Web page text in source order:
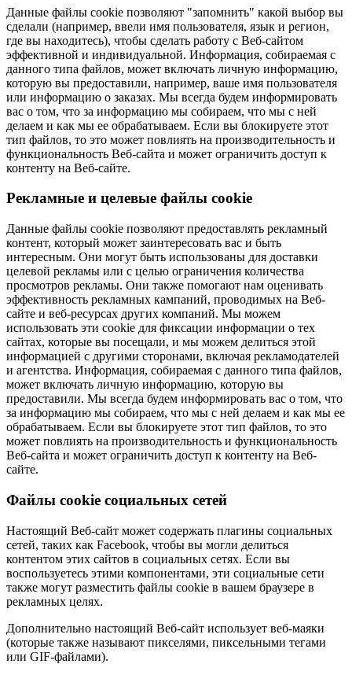
Данные файлы cookie позволяют "запомнить" какой выбор вы
сделали (например, ввели имя пользователя, язык и регион,
где вы находитесь), чтобы сделать работу с Веб-сайтом
эффективной и индивидуальной. Информация, собираемая с
данного типа файлов, может включать личную информацию,
которую вы предоставили, например, ваше имя пользователя
или информацию о заказах. Мы всегда будем информировать
вас о том, что за информацию мы собираем, что мы с ней
делаем и как мы ее обрабатываем. Если вы блокируете этот
тип файлов, то это может повлиять на производительность и
функциональность Веб-сайта и может ограничить доступ к
контенту на Веб-сайте.
Рекламные и целевые файлы cookie
Данные файлы cookie позволяют предоставлять рекламный
контент, который может заинтересовать вас и быть
интересным. Они могут быть использованы для доставки
целевой рекламы или с целью ограничения количества
просмотров рекламы. Они также помогают нам оценивать
эффективность рекламных кампаний, проводимых на Веб-
сайте и веб-ресурсах других компаний. Мы можем
использовать эти cookie для фиксации информации о тех
сайтах, которые вы посещали, и мы можем делиться этой
информацией с другими сторонами, включая рекламодателей
и агентства. Информация, собираемая с данного типа файлов,
может включать личную информацию, которую вы
предоставили. Мы всегда будем информировать вас о том, что
за информацию мы собираем, что мы с ней делаем и как мы ее
обрабатываем. Если вы блокируете этот тип файлов, то это
может повлиять на производительность и функциональность
Веб-сайта и может ограничить доступ к контенту на Веб-
сайте.
Файлы cookie социальных сетей
Настоящий Веб-сайт может содержать плагины социальных
сетей, таких как Facebook, чтобы вы могли делиться
контентом этих сайтов в социальных сетях. Если вы
воспользуетесь этими компонентами, эти социальные сети
также могут разместить файлы cookie в вашем браузере в
рекламных целях.
Дополнительно настоящий Веб-сайт использует веб-маяки
(которые также называют пикселями, пиксельными тегами
или GIF-файлами).